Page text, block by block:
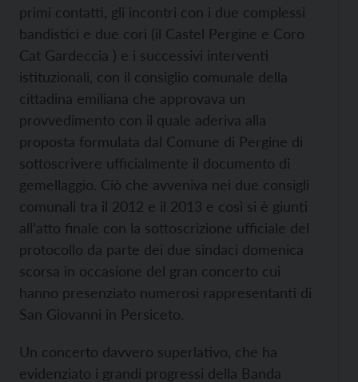
primi contatti, gli incontri con i due complessi
bandistici e due cori (il Castel Pergine e Coro
Cat Gardeccia ) e i successivi interventi
istituzionali, con il consiglio comunale della
cittadina emiliana che approvava un
provvedimento con il quale aderiva alla
proposta formulata dal Comune di Pergine di
sottoscrivere ufficialmente il documento di
gemellaggio. Ciò che avveniva nei due consigli
comunali tra il 2012 e il 2013 e così si è giunti
all’atto finale con la sottoscrizione ufficiale del
protocollo da parte dei due sindaci domenica
scorsa in occasione del gran concerto cui
hanno presenziato numerosi rappresentanti di
San Giovanni in Persiceto.
Un concerto davvero superlativo, che ha
evidenziato i grandi progressi della Banda